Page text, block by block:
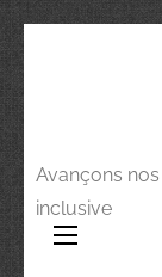
Avançons
inclusive